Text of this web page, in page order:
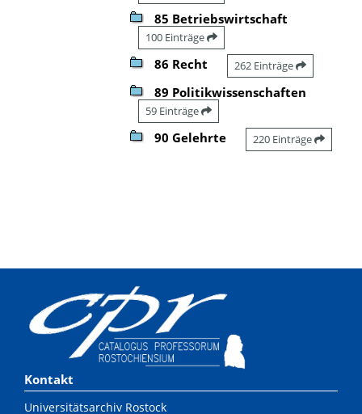
85 Betriebswirtschaft
100 Einträge
86 Recht 262 Einträge
89 Politikwissenschaften
59 Einträge
90 Gelehrte 220 Einträge
Kontakt
Universitätsarchiv Rostock